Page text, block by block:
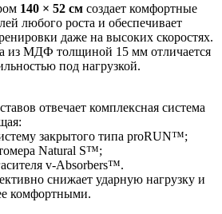
140 × 52 см создает комфортные
любого роста и обеспечивает
даже на высоких скоростях.
из МДФ толщиной 15 мм отличается
под нагрузкой.
отвечает комплексная система
закрытого типа proRUN™;
Natural S™;
v-Absorbers™.
снижает ударную нагрузку и
комфортными.